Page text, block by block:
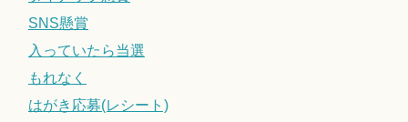
SNS懸賞
入っていたら当選
もれなく
はがき応募(レシート)